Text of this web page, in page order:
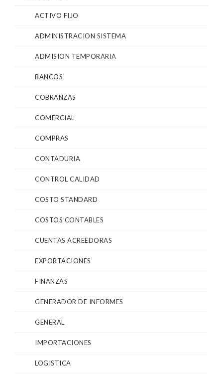
ACTIVO FIJO
ADMINISTRACION SISTEMA
ADMISION TEMPORARIA
BANCOS
COBRANZAS
COMERCIAL
COMPRAS
CONTADURIA
CONTROL CALIDAD
COSTO STANDARD
COSTOS CONTABLES
CUENTAS ACREEDORAS
EXPORTACIONES
FINANZAS
GENERADOR DE INFORMES
GENERAL
IMPORTACIONES
LOGISTICA